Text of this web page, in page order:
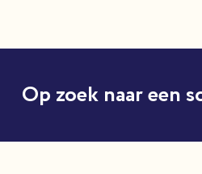
Op zoek naar een